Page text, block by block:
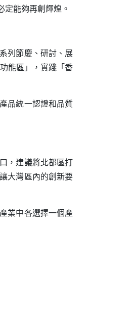
能夠再創輝煌。
列節慶、研討、展
能區」，實踐「香
品統一認證和品質
，建議將北都區打
大灣區內的創新要
業中各選擇一個產